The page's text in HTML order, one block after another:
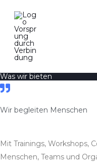
Inhalt
springen
Was wir bieten
Wir begleiten Menschen
Mit Trainings, Workshops,
Menschen, Teams und